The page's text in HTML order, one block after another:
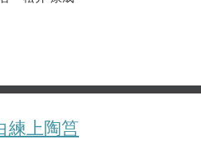
練上陶筥